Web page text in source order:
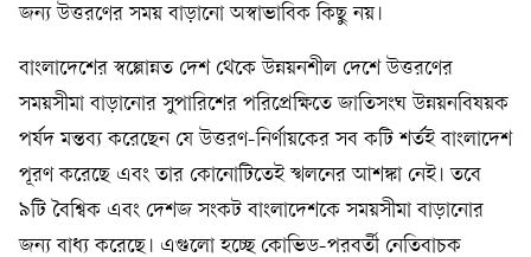
জন‍্য উত্তরণের সময় বাড়ানো অস্বাভাবিক কিছু নয়।
বাংলাদেশের স্বল্পোন্নত দেশ থেকে উন্নয়নশীল দেশে উত্তরণের
সময়সীমা বাড়ানোর সুপারিশের পরিপ্রেক্ষিতে জাতিসংঘ উন্নয়নবিষয়ক
পর্ষদ মন্তব‍্য করেছেন যে উত্তরণ-নির্ণায়কের সব কটি শর্তই বাংলাদেশ
পূরণ করেছে এবং তার কোনোটিতেই স্খলনের আশঙ্কা নেই। তবে
৯টি বৈশ্বিক এবং দেশজ সংকট বাংলাদেশকে সময়সীমা বাড়ানোর
জন‍্য বাধ‍্য করেছে। এগুলো হচ্ছে কোভিড-পরবর্তী নেতিবাচক